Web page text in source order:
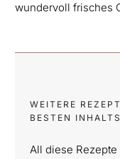
wundervoll frisches
WEITERE
BESTEN
All diese